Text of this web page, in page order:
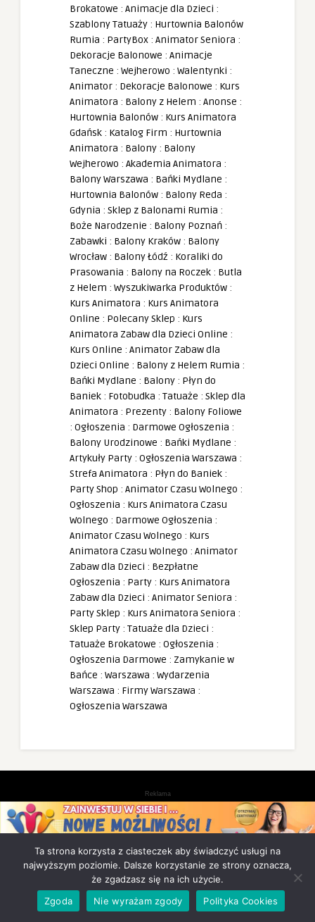
Brokatowe : Animacje dla Dzieci :
Szablony Tatuaży : Hurtownia Balonów
Rumia : PartyBox : Animator Seniora :
Dekoracje Balonowe : Animacje
Taneczne : Wejherowo : Walentynki :
Animator : Dekoracje Balonowe : Kurs
Animatora : Balony z Helem : Anonse :
Hurtownia Balonów : Kurs Animatora
Gdańsk : Katalog Firm : Hurtownia
Animatora : Balony : Balony
Wejherowo : Akademia Animatora :
Balony Warszawa : Bańki Mydlane :
Hurtownia Balonów : Balony Reda :
Gdynia : Sklep z Balonami Rumia :
Boże Narodzenie : Balony Poznań :
Zabawki : Balony Kraków : Balony
Wrocław : Balony Łódź : Koraliki do
Prasowania : Balony na Roczek : Butla
z Helem : Wyszukiwarka Produktów :
Kurs Animatora : Kurs Animatora
Online : Polecany Sklep : Kurs
Animatora Zabaw dla Dzieci Online :
Kurs Online : Animator Zabaw dla
Dzieci Online : Balony z Helem Rumia :
Bańki Mydlane : Balony : Płyn do
Baniek : Fotobudka : Tatuaże : Sklep dla
Animatora : Prezenty : Balony Foliowe
: Ogłoszenia : Darmowe Ogłoszenia :
Balony Urodzinowe : Bańki Mydlane :
Artykuły Party : Ogłoszenia Warszawa :
Strefa Animatora : Płyn do Baniek :
Party Shop : Animator Czasu Wolnego :
Ogłoszenia : Kurs Animatora Czasu
Wolnego : Darmowe Ogłoszenia :
Animator Czasu Wolnego : Kurs
Animatora Czasu Wolnego : Animator
Zabaw dla Dzieci : Bezpłatne
Ogłoszenia : Party : Kurs Animatora
Zabaw dla Dzieci : Animator Seniora :
Party Sklep : Kurs Animatora Seniora :
Sklep Party : Tatuaże dla Dzieci :
Tatuaże Brokatowe : Ogłoszenia :
Ogłoszenia Darmowe : Zamykanie w
Bańce : Warszawa : Wydarzenia
Warszawa : Firmy Warszawa :
Ogłoszenia Warszawa
Reklama
Ta strona korzysta z ciasteczek aby świadczyć usługi na
najwyższym poziomie. Dalsze korzystanie ze strony oznacza,
że zgadzasz się na ich użycie.
Zgoda
Nie wyrażam zgody Polityka Cookies